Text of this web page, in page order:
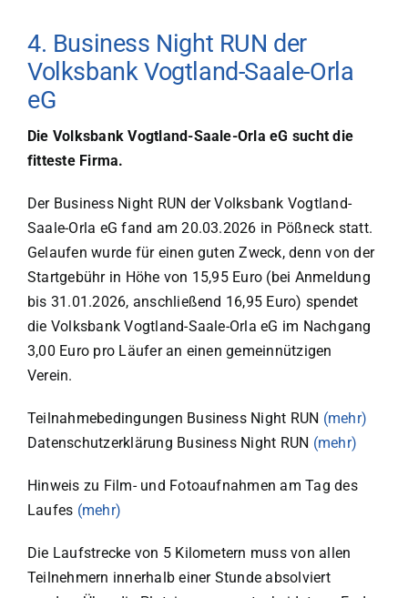
4. Business Night RUN der
Volksbank Vogtland-Saale-Orla
eG
Die Volksbank Vogtland-Saale-Orla eG sucht die
fitteste Firma.
Der Business Night RUN der Volksbank Vogtland-
Saale-Orla eG fand am 20.03.2026 in Pößneck statt.
Gelaufen wurde für einen guten Zweck, denn von der
Startgebühr in Höhe von 15,95 Euro (bei Anmeldung
bis 31.01.2026, anschließend 16,95 Euro) spendet
die Volksbank Vogtland-Saale-Orla eG im Nachgang
3,00 Euro pro Läufer an einen gemeinnützigen
Verein.
Teilnahmebedingungen Business Night RUN (mehr)
Datenschutzerklärung Business Night RUN (mehr)
Hinweis zu Film- und Fotoaufnahmen am Tag des
Laufes (mehr)
Die Laufstrecke von 5 Kilometern muss von allen
Teilnehmern innerhalb einer Stunde absolviert